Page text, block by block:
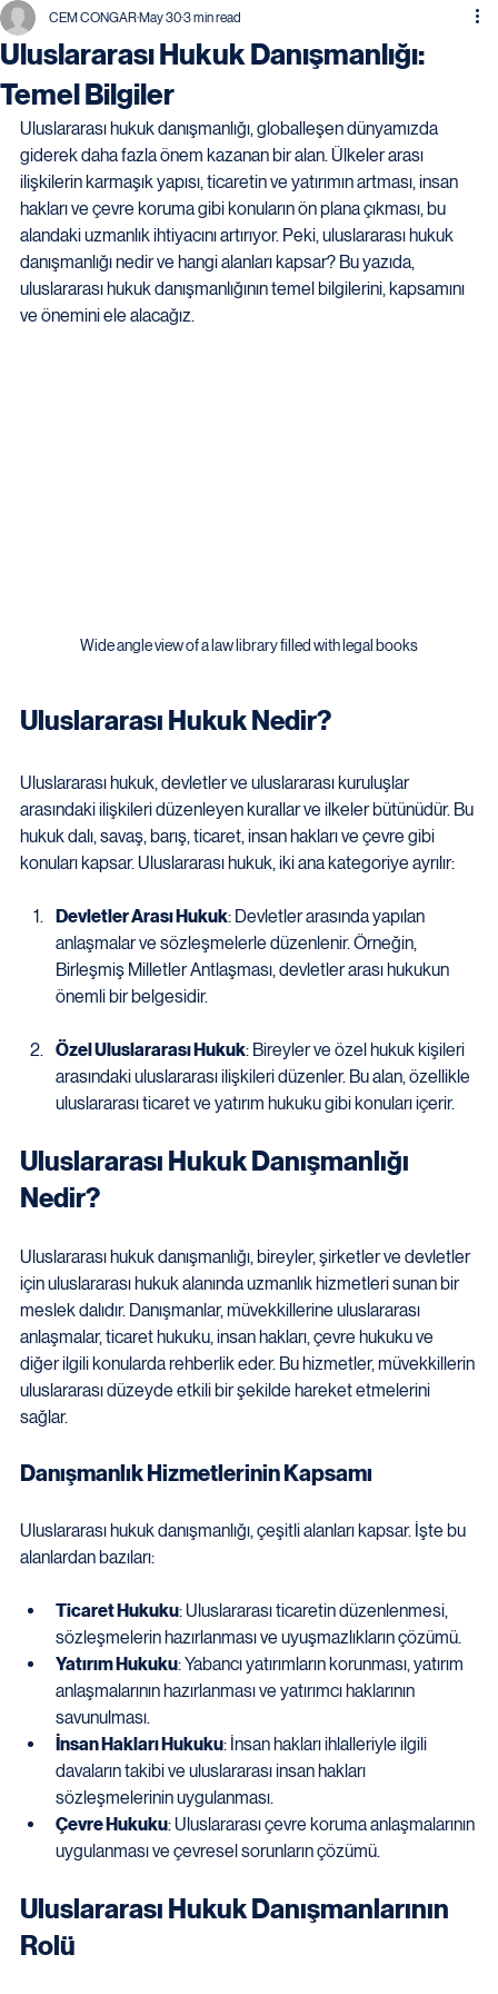
Uluslararası Hukuk Danışmanlığı:
Temel Bilgiler
CEM CONGAR May 303 min read
Uluslararası hukuk danışmanlığı, globalleşen dünyamızda
giderek daha fazla önem kazanan bir alan. Ülkeler arası
ilişkilerin karmaşık yapısı, ticaretin ve yatırımın artması, insan
hakları ve çevre koruma gibi konuların ön plana çıkması, bu
alandaki uzmanlık ihtiyacını artırıyor. Peki, uluslararası hukuk
danışmanlığı nedir ve hangi alanları kapsar? Bu yazıda,
uluslararası hukuk danışmanlığının temel bilgilerini, kapsamını
ve önemini ele alacağız.
Wide angle view of a law library filled with legal books
Uluslararası Hukuk Nedir?
Uluslararası hukuk, devletler ve uluslararası kuruluşlar
arasındaki ilişkileri düzenleyen kurallar ve ilkeler bütünüdür. Bu
hukuk dalı, savaş, barış, ticaret, insan hakları ve çevre gibi
konuları kapsar. Uluslararası hukuk, iki ana kategoriye ayrılır:
Devletler Arası Hukuk: Devletler arasında yapılan
anlaşmalar ve sözleşmelerle düzenlenir. Örneğin,
Birleşmiş Milletler Antlaşması, devletler arası hukukun
önemli bir belgesidir.
Özel Uluslararası Hukuk: Bireyler ve özel hukuk kişileri
arasındaki uluslararası ilişkileri düzenler. Bu alan, özellikle
uluslararası ticaret ve yatırım hukuku gibi konuları içerir.
Uluslararası Hukuk Danışmanlığı
Nedir?
Uluslararası hukuk danışmanlığı, bireyler, şirketler ve devletler
için uluslararası hukuk alanında uzmanlık hizmetleri sunan bir
meslek dalıdır. Danışmanlar, müvekkillerine uluslararası
anlaşmalar, ticaret hukuku, insan hakları, çevre hukuku ve
diğer ilgili konularda rehberlik eder. Bu hizmetler, müvekkillerin
uluslararası düzeyde etkili bir şekilde hareket etmelerini
sağlar.
Danışmanlık Hizmetlerinin Kapsamı
Uluslararası hukuk danışmanlığı, çeşitli alanları kapsar. İşte bu
alanlardan bazıları:
Ticaret Hukuku: Uluslararası ticaretin düzenlenmesi,
sözleşmelerin hazırlanması ve uyuşmazlıkların çözümü.
Yatırım Hukuku: Yabancı yatırımların korunması, yatırım
anlaşmalarının hazırlanması ve yatırımcı haklarının
savunulması.
İnsan Hakları Hukuku: İnsan hakları ihlalleriyle ilgili
davaların takibi ve uluslararası insan hakları
sözleşmelerinin uygulanması.
Çevre Hukuku: Uluslararası çevre koruma anlaşmalarının
uygulanması ve çevresel sorunların çözümü.
Uluslararası Hukuk Danışmanlarının
Rolü